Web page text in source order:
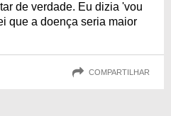
de verdade. Eu dizia 'vou
que a doença seria maior
COMPARTILHAR